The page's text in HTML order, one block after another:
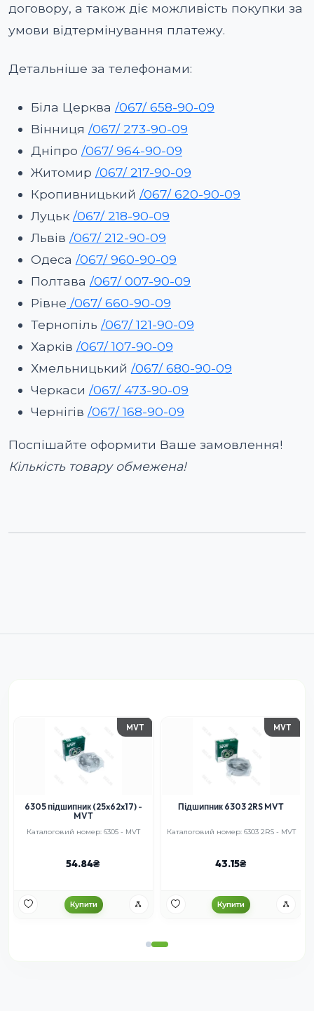
договору, а також діє можливість покупки за
умови відтермінування платежу.
Детальніше за телефонами:
Біла Церква /067/ 658-90-09
Вінниця /067/ 273-90-09
Дніпро /067/ 964-90-09
Житомир /067/ 217-90-09
Кропивницький /067/ 620-90-09
Луцьк /067/ 218-90-09
Львів /067/ 212-90-09
Одеса /067/ 960-90-09
Полтава /067/ 007-90-09
Рівне /067/ 660-90-09
Тернопіль /067/ 121-90-09
Харків /067/ 107-90-09
Хмельницький /067/ 680-90-09
Черкаси /067/ 473-90-09
Чернігів /067/ 168-90-09
Поспішайте оформити Ваше замовлення!
Кількість товару обмежена!
MVT
6305 підшипник (25x62x17) -
MVT
Каталоговий номер: 6305 - MVT
54.84
Купити
MVT
Підшипник 6303 2RS MVT
Каталоговий номер: 6303 2RS - MVT
43.15
Купити